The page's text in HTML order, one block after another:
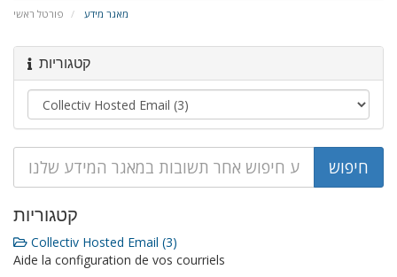
פורטל ראשי מאגר מידע
קטגוריות
קטגוריות
Collectiv Hosted Email (3)
Aide la configuration de vos courriels